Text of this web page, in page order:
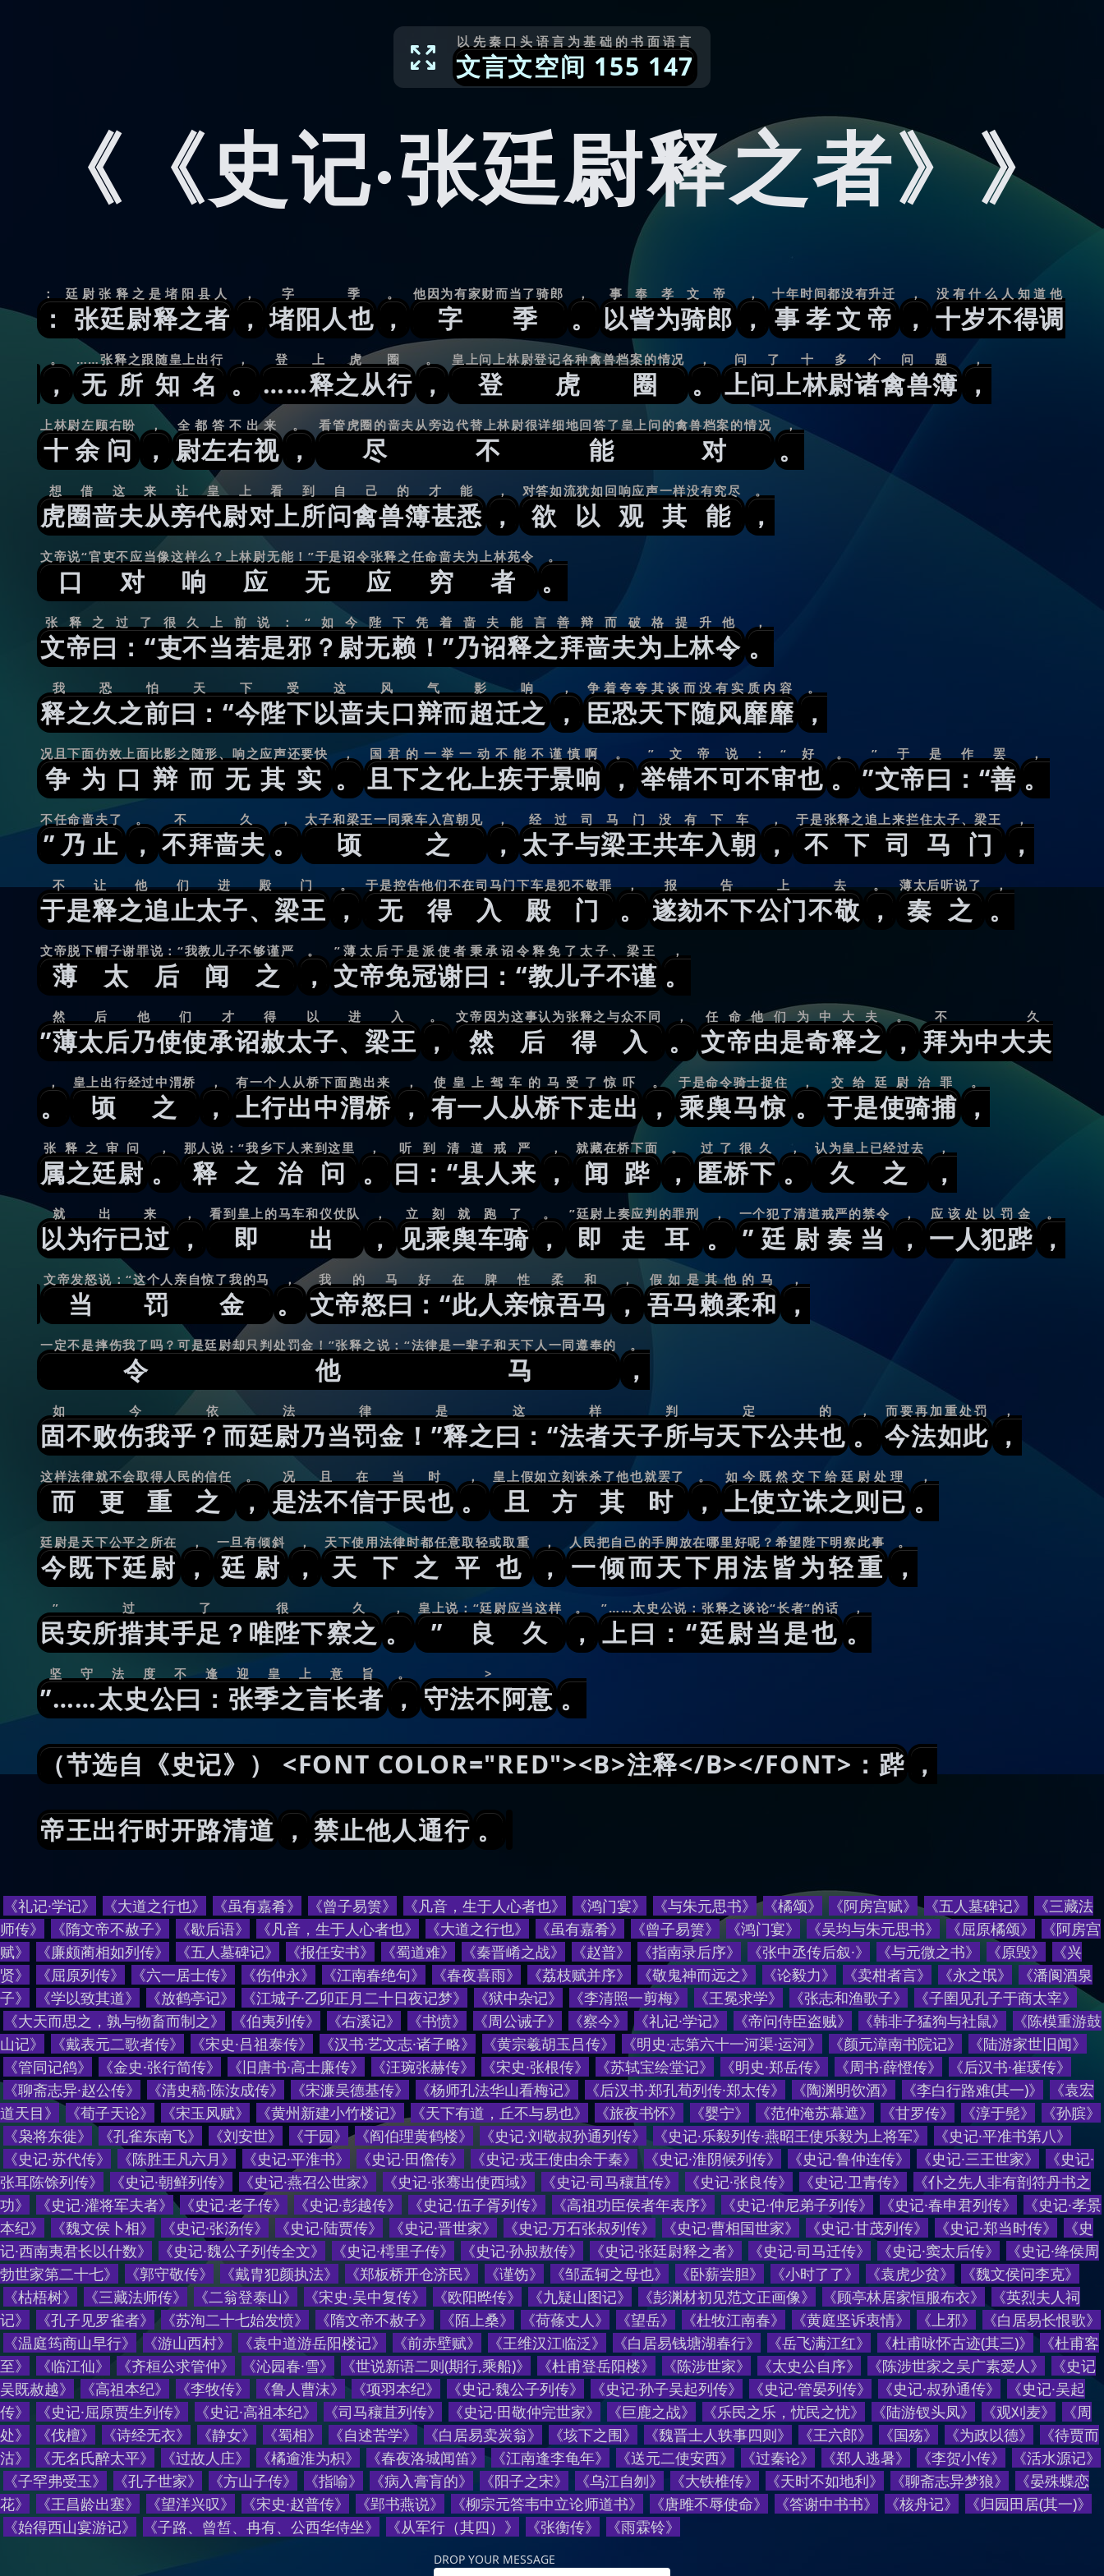
文言文空间 155 147
以先秦口头语言为基础的书面语言
《《史记·张廷尉释之者》》
： 张廷尉释之者
： 廷尉张释之是堵阳县人
，
，
堵阳人也
字季
，
。
字季
他因为有家财而当了骑郎
。
，
以訾为骑郎
事奉孝文帝
，
，
事孝文帝
十年时间都没有升迁
，
，
十岁不得调
没有什么人知道他
，
。
无所知名
……张释之跟随皇上出行
。
，
……释之从行
登上虎圈
，
。
登虎圈
皇上问上林尉登记各种禽兽档案的情况
。
，
上问上林尉诸禽兽簿
问了十多个问题
，
，
十余问
上林尉左顾右盼
，
，
尉左右视
全都答不出来
，
。
尽不能对
看管虎圈的啬夫从旁边代替上林尉很详细地回答了皇上问的禽兽档案的情况
。
，
虎圈啬夫从旁代尉对上所问禽兽簿甚悉
想借这来让皇上看到自己的才能
，
，
欲以观其能
对答如流犹如回响应声一样没有究尽
，
。
口对响应无应穷者
文帝说“官吏不应当像这样么？上林尉无能！”于是诏令张释之任命啬夫为上林苑令
。
。
文帝曰：“吏不当若是邪？尉无赖！”乃诏释之拜啬夫为上林令
张释之过了很久上前说：“如今陛下凭着啬夫能言善辩而破格提升他
。
，
释之久之前曰：“今陛下以啬夫口辩而超迁之
我恐怕天下受这风气影响
，
，
臣恐天下随风靡靡
争着夸夸其谈而没有实质内容
，
。
争为口辩而无其实
况且下面仿效上面比影之随形、响之应声还要快
。
，
且下之化上疾于景响
国君的一举一动不能不谨慎啊
，
。
举错不可不审也
”文帝说：“好
。
。
”文帝曰：“善
”于是作罢
。
，
”乃止
不任命啬夫了
，
。
不拜啬夫
不久
。
，
顷之
太子和梁王一同乘车入宫朝见
，
，
太子与梁王共车入朝
经过司马门没有下车
，
，
不下司马门
于是张释之追上来拦住太子、梁王
，
，
于是释之追止太子、梁王
不让他们进殿门
，
。
无得入殿门
于是控告他们不在司马门下车是犯不敬罪
。
，
遂劾不下公门不敬
报告上去
，
。
奏之
薄太后听说了
。
，
薄太后闻之
文帝脱下帽子谢罪说：“我教儿子不够谨严
，
。
文帝免冠谢曰：“教儿子不谨
”薄太后于是派使者秉承诏令释免了太子、梁王
。
，
”薄太后乃使使承诏赦太子、梁王
然后他们才得以进入
，
。
然后得入
文帝因为这事认为张释之与众不同
。
，
文帝由是奇释之
任命他们为中大夫
，
。
拜为中大夫
不久
。
，
顷之
皇上出行经过中渭桥
，
，
上行出中渭桥
有一个人从桥下面跑出来
，
，
有一人从桥下走出
使皇上驾车的马受了惊吓
，
。
乘舆马惊
于是命令骑士捉住
。
，
于是使骑捕
交给廷尉治罪
，
。
属之廷尉
张释之审问
。
，
释之治问
那人说：“我乡下人来到这里
。
，
曰：“县人来
听到清道戒严
，
，
闻跸
就藏在桥下面
，
。
匿桥下
过了很久
。
，
久之
认为皇上已经过去
，
，
以为行已过
就出来
，
，
即出
看到皇上的马车和仪仗队
，
，
见乘舆车骑
立刻就跑了
，
。
即走耳
”廷尉上奏应判的罪刑
。
，
”廷尉奏当
一个犯了清道戒严的禁令
，
，
一人犯跸
应该处以罚金
，
。
当罚金
文帝发怒说：“这个人亲自惊了我的马
。
，
文帝怒曰：“此人亲惊吾马
我的马好在脾性柔和
，
，
吾马赖柔和
假如是其他的马
，
，
令他马
一定不是摔伤我了吗？可是廷尉却只判处罚金！”张释之说：“法律是一辈子和天下人一同遵奉的
，
。
固不败伤我乎？而廷尉乃当罚金！”释之曰：“法者天子所与天下公共也
如今依法律是这样判定的
。
，
今法如此
而要再加重处罚
，
，
而更重之
这样法律就不会取得人民的信任
，
。
是法不信于民也
况且在当时
。
，
且方其时
皇上假如立刻诛杀了他也就罢了
，
。
上使立诛之则已
如今既然交下给廷尉处理
。
，
今既下廷尉
廷尉是天下公平之所在
，
，
廷尉
一旦有倾斜
，
，
天下之平也
天下使用法律时都任意取轻或取重
，
，
一倾而天下用法皆为轻重
人民把自己的手脚放在哪里好呢？希望陛下明察此事
，
。
民安所措其手足？唯陛下察之
”过了很久
。
，
”良久
皇上说：“廷尉应当这样
，
。
上曰：“廷尉当是也
”……太史公说：张释之谈论“长者”的话
。
，
”……太史公曰：张季之言长者
坚守法度不逢迎皇上意旨
，
。
守法不阿意
>
。
（节选自《史记》） <FONT COLOR="RED"><B>注释</B></FONT>：跸 ，
帝王出行时开路清道 ， 禁止他人通行 。
《礼记·学记》 《大道之行也》 《虽有嘉肴》 《曾子易箦》 《凡音，生于人心者也》 《鸿门宴》 《与朱元思书》 《橘颂》 《阿房宫赋》 《五人墓碑记》
《三藏法
师传》
《隋文帝不赦子》 《歇后语》 《凡音，生于人心者也》 《大道之行也》 《虽有嘉肴》 《曾子易箦》 《鸿门宴》 《吴均与朱元思书》 《屈原橘颂》 《阿房宫
赋》 《廉颇蔺相如列传》 《五人墓碑记》 《报任安书》 《蜀道难》 《秦晋崤之战》 《赵普》 《指南录后序》 《张中丞传后叙·》 《与元微之书》 《原毁》 《兴
贤》 《屈原列传》 《六一居士传》 《伤仲永》 《江南春绝句》 《春夜喜雨》 《荔枝赋并序》 《敬鬼神而远之》 《论毅力》 《卖柑者言》 《永之氓》 《潘阆酒泉
子》 《学以致其道》 《放鹤亭记》 《江城子·乙卯正月二十日夜记梦》 《狱中杂记》 《李清照一剪梅》 《王冕求学》 《张志和渔歌子》 《子圉见孔子于商太宰》
《大天而思之，孰与物畜而制之》 《伯夷列传》 《右溪记》 《书愤》 《周公诫子》 《察今》 《礼记·学记》 《帝问侍臣盗贼》 《韩非子猛狗与社鼠》 《陈模重游鼓
山记》 《戴表元二歌者传》 《宋史·吕祖泰传》 《汉书·艺文志·诸子略》 《黄宗羲胡玉吕传》 《明史·志第六十一河渠·运河》 《颜元漳南书院记》 《陆游家世旧闻》
《管同记鸽》 《金史·张行简传》 《旧唐书·高士廉传》 《汪琬张赫传》 《宋史·张根传》 《苏轼宝绘堂记》 《明史·郑岳传》 《周书·薛憕传》 《后汉书·崔瑗传》
《聊斋志异·赵公传》 《清史稿·陈汝成传》 《宋濂吴德基传》 《杨师孔法华山看梅记》 《后汉书·郑孔荀列传·郑太传》 《陶渊明饮酒》 《李白行路难(其一)》 《袁宏
道天目》 《荀子天论》 《宋玉风赋》 《黄州新建小竹楼记》 《天下有道，丘不与易也》 《旅夜书怀》 《婴宁》 《范仲淹苏幕遮》 《甘罗传》 《淳于髡》 《孙膑》
《枭将东徙》 《孔雀东南飞》 《刘安世》 《于园》 《阎伯理黄鹤楼》 《史记·刘敬叔孙通列传》 《史记·乐毅列传·燕昭王使乐毅为上将军》 《史记·平准书第八》
《史记·苏代传》 《陈胜王凡六月 》 《史记·平淮书》 《史记·田儋传》 《史记·戎王使由余于秦》 《史记·淮阴候列传》 《史记·鲁仲连传》 《史记·三王世家》 《史记·
张耳陈馀列传》 《史记·朝鲜列传》 《史记·燕召公世家》 《史记·张骞出使西域》 《史记·司马穰苴传》 《史记·张良传》 《史记·卫青传》 《仆之先人非有剖符丹书之
功》 《史记·灌将军夫者》 《史记·老子传》 《史记·彭越传》 《史记·伍子胥列传》 《高祖功臣侯者年表序》 《史记·仲尼弟子列传》 《史记·春申君列传》 《史记·孝景
本纪》 《魏文侯卜相》 《史记·张汤传》 《史记·陆贾传》 《史记·晋世家》 《史记·万石张叔列传》 《史记·曹相国世家》 《史记·甘茂列传》 《史记·郑当时传》 《史
记·西南夷君长以什数》 《史记·魏公子列传全文》 《史记·樗里子传》 《史记·孙叔敖传》 《史记·张廷尉释之者》 《史记·司马迁传》 《史记·窦太后传》 《史记·绛侯周
勃世家第二十七》 《郭守敬传》 《戴胄犯颜执法》 《郑板桥开仓济民》 《谨饬》 《邹孟轲之母也》 《卧薪尝胆》 《小时了了》 《袁虎少贫》 《魏文侯问李克》
《枯梧树》 《三藏法师传》 《二翁登泰山》 《宋史·吴中复传》 《欧阳晔传》 《九疑山图记》 《彭渊材初见范文正画像》 《顾亭林居家恒服布衣》 《英烈夫人祠
记》 《孔子见罗雀者》 《苏洵二十七始发愤》 《隋文帝不赦子》 《陌上桑》 《荷蓧丈人》 《望岳》 《杜牧江南春》 《黄庭坚诉衷情》 《上邪》 《白居易长恨歌》
《温庭筠商山早行》 《游山西村》 《袁中道游岳阳楼记》 《前赤壁赋》 《王维汉江临泛》 《白居易钱塘湖春行》 《岳飞满江红》 《杜甫咏怀古迹(其三)》 《杜甫客
至》 《临江仙》 《齐桓公求管仲》 《沁园春·雪》 《世说新语二则(期行,乘船)》 《杜甫登岳阳楼》 《陈涉世家》 《太史公自序》 《陈涉世家之吴广素爱人》 《史记
吴既赦越》 《高祖本纪》 《李牧传》 《鲁人曹沫》 《项羽本纪》 《史记·魏公子列传》 《史记·孙子吴起列传》 《史记·管晏列传》 《史记·叔孙通传》 《史记·吴起
传》 《史记·屈原贾生列传》 《史记·高祖本纪》 《司马穰苴列传》 《史记·田敬仲完世家》 《巨鹿之战》 《乐民之乐，忧民之忧》 《陆游钗头凤》 《观刈麦》 《周
处》 《伐檀》 《诗经无衣》 《静女》 《蜀相》 《自述苦学》 《白居易卖炭翁》 《垓下之围》 《魏晋士人轶事四则》 《王六郎》 《国殇》 《为政以德》 《待贾而
沽》 《无名氏醉太平》 《过故人庄》 《橘逾淮为枳》 《春夜洛城闻笛》 《江南逢李龟年》 《送元二使安西》 《过秦论》 《郑人逃暑》 《李贺小传》 《活水源记》
《子罕弗受玉》 《孔子世家》 《方山子传》 《指喻》 《病入膏肓的》 《阳子之宋》 《乌江自刎》 《大铁椎传》 《天时不如地利》 《聊斋志异梦狼》 《晏殊蝶恋
花》 《王昌龄出塞》 《望洋兴叹》 《宋史·赵普传》 《郢书燕说》 《柳宗元答韦中立论师道书》 《唐雎不辱使命》 《答谢中书书》 《核舟记》 《归园田居(其一)》
《始得西山宴游记》 《子路、曾皙、冉有、公西华侍坐》 《从军行（其四） 》 《张衡传》 《雨霖铃》
DROP YOUR MESSAGE